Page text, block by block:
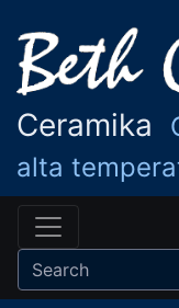
Ceramika
alta